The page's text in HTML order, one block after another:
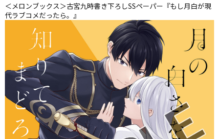
＜メロンブックス＞古宮九時書き下ろしSSペーパー『もし月白が現
代ラブコメだったら。』